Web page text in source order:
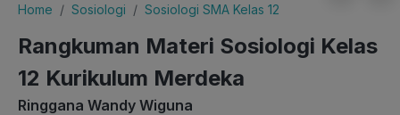
Home Sosiologi Sosiologi SMA Kelas 12
Rangkuman Materi Sosiologi Kelas
12 Kurikulum Merdeka
Ringgana Wandy Wiguna